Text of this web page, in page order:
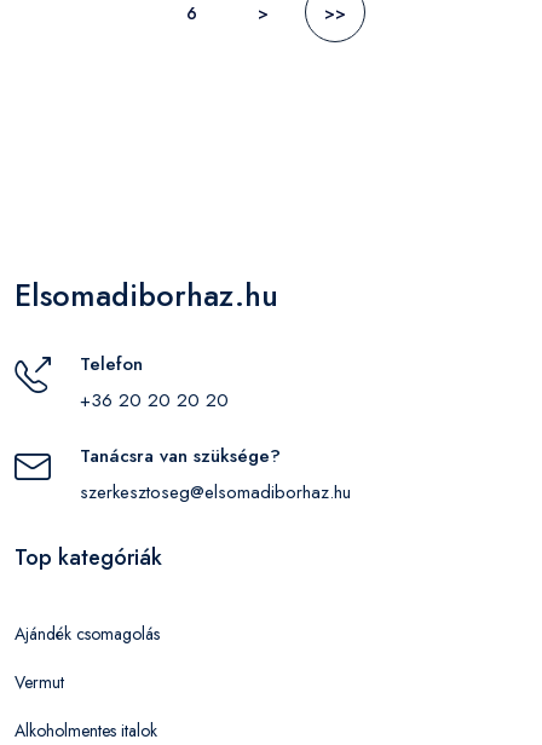
6 > >>
Elsomadiborhaz.hu
Telefon
+36 20 20 20 20
Tanácsra van szüksége?
szerkesztoseg@elsomadiborhaz.hu
Top kategóriák
Ajándék csomagolás
Vermut
Alkoholmentes italok